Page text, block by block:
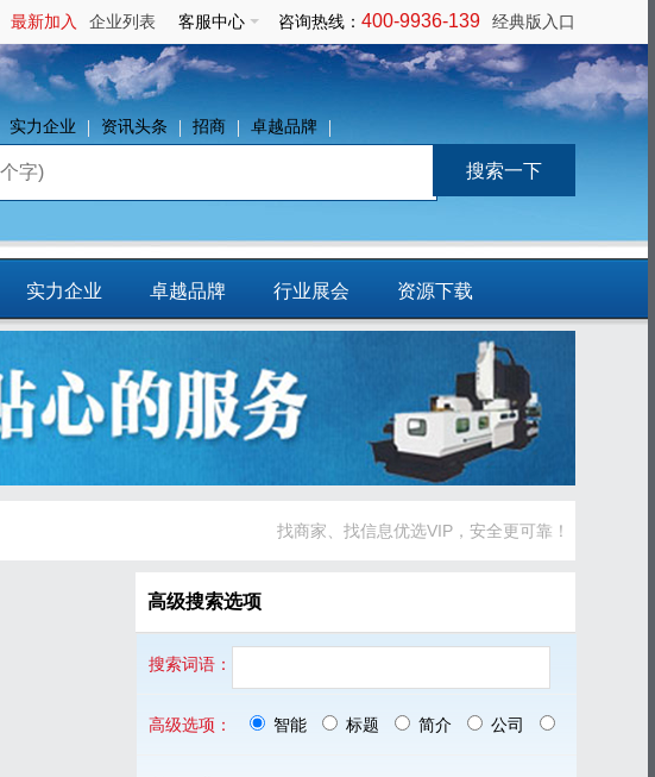
经典版入口
咨询热线： 400-9936-139
客服中心
企业列表
最新加入
实力企业 资讯头条 招商 卓越品牌
实力企业 卓越品牌 行业展会 资源下载
免费发布信息
找商家、找信息优选VIP，安全更可靠！
高级搜索选项
搜索词语：
高级选项： 智能 标题 简介 公司